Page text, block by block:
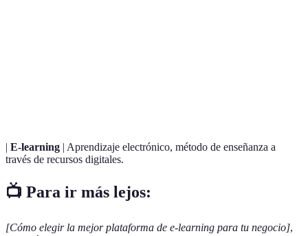
| E-learning | Aprendizaje electrónico, método de enseñanza a
través de recursos digitales.
📺 Para ir más lejos:
[Cómo elegir la mejor plataforma de e-learning para tu negocio],